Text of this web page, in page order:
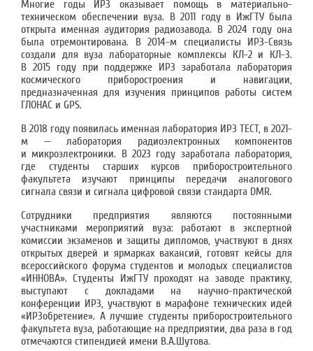
Многие годы ИРЗ оказывает помощь в материально-
техническом обеспечении вуза. В 2011 году в ИжГТУ была
открыта именная аудитория радиозавода. В 2024 году она
была отремонтирована. В 2014-м специалисты ИРЗ-Связь
создали для вуза лабораторные комплексы КЛ-2 и КЛ-3.
В 2015 году при поддержке ИРЗ заработала лаборатория
космического приборостроения и навигации,
предназначенная для изучения принципов работы систем
ГЛОНАС и GPS.
В 2018 году появилась именная лаборатория ИРЗ ТЕСТ, в 2021-
м — лаборатория радиоэлектронных компонентов
и микроэлектроники. В 2023 году заработала лаборатория,
где студенты старших курсов приборостроительного
факультета изучают принципы передачи аналогового
сигнала связи и сигнала цифровой связи стандарта DMR.
Сотрудники предприятия являются постоянными
участниками мероприятий вуза: работают в экспертной
комиссии экзаменов и защиты дипломов, участвуют в днях
открытых дверей и ярмарках вакансий, готовят кейсы для
всероссийского форума студентов и молодых специалистов
«ИННОВА». Студенты ИжГТУ проходят на заводе практику,
выступают с докладами на научно-практической
конференции ИРЗ, участвуют в марафоне технических идей
«ИРЗобретение». А лучшие студенты приборостроительного
факультета вуза, работающие на предприятии, два раза в год
отмечаются стипендией имени В.А.Шутова.